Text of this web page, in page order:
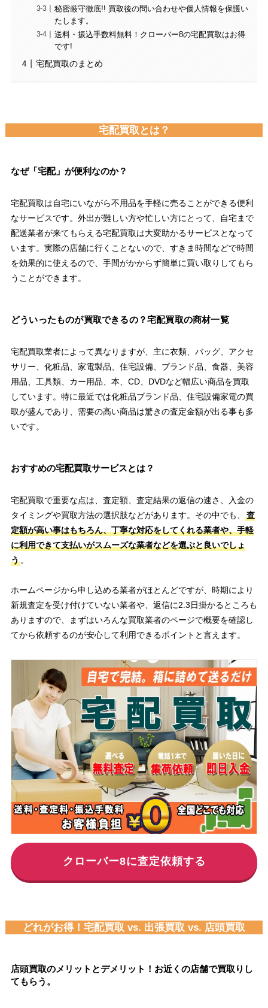
秘密厳守徹底!! 買取後の問い合わせや個人情報を保護い
たします。
送料・振込手数料無料！クローバー8の宅配買取はお得
です!
宅配買取のまとめ
宅配買取とは？
なぜ「宅配」が便利なのか？
宅配買取は自宅にいながら不用品を手軽に売ることができる便利
なサービスです。外出が難しい方や忙しい方にとって、自宅まで
配送業者が来てもらえる宅配買取は大変助かるサービスとなって
います。実際の店舗に行くことないので、すきま時間などで時間
を効果的に使えるので、手間がかからず簡単に買い取りしてもら
うことができます。
どういったものが買取できるの？宅配買取の商材一覧
宅配買取業者によって異なりますが、主に衣類、バッグ、アクセ
サリー、化粧品、家電製品、住宅設備、ブランド品、食器、美容
用品、工具類、カー用品、本、CD、DVDなど幅広い商品を買取
しています。特に最近では化粧品ブランド品、住宅設備家電の買
取が盛んであり、需要の高い商品は驚きの査定金額が出る事も多
いです。
おすすめの宅配買取サービスとは？
宅配買取で重要な点は、査定額、査定結果の返信の速さ、入金の
タイミングや買取方法の選択肢などがあります。その中でも、
査
定額が高い事はもちろん、丁寧な対応をしてくれる業者や、手軽
に利用できて支払いがスムーズな業者などを選ぶと良いでしょ
う。
ホームページから申し込める業者がほとんどですが、時期により
新規査定を受け付けていない業者や、返信に2.3日掛かるところも
ありますので、まずはいろんな買取業者のページで概要を確認し
てから依頼するのが安心して利用できるポイントと言えます。
クローバー8に査定依頼する
どれがお得！宅配買取 vs. 出張買取 vs. 店頭買取
店頭買取のメリットとデメリット！お近くの店舗で買取りし
てもらう。